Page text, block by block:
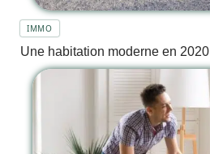
IMMO
Une habitation moderne en 2020